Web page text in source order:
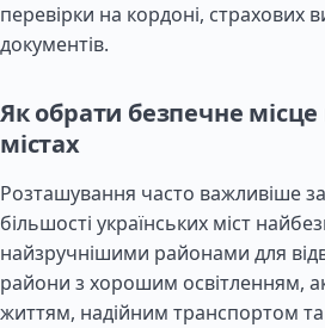
перевірки на кордоні, страхових
документів.
Як обрати безпечне місце
містах
Розташування часто важливіше
більшості українських міст
найзручнішими районами для
райони з хорошим освітленням,
життям, надійним транспортом